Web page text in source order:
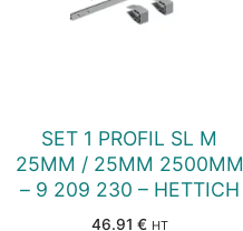
SET 1 PROFIL SL M
25MM / 25MM 2500MM
– 9 209 230 – HETTICH
46.91 € HT